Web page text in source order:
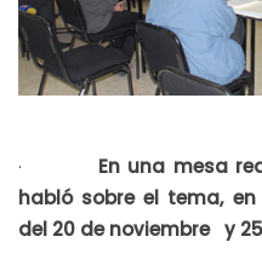
· En una mesa
habló sobre el tema,
del 20 de noviembre y